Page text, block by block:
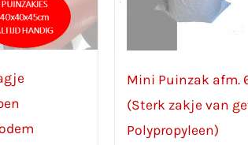
Mini Puinzak afm.
(Sterk zakje van
Polypropyleen)